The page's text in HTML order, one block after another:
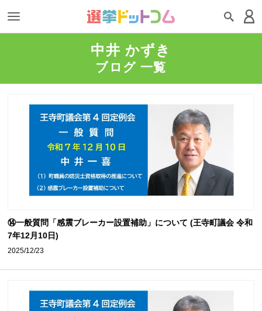
中井 かずき
ブログ 一覧
⑭一般質問「感震ブレーカー設置補助」について (王寺町議会 令和
7年12月10日)
2025/12/23